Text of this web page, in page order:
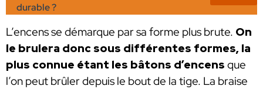
durable ?
L’encens se démarque par sa forme plus brute. On
le brulera donc sous différentes formes, la
plus connue étant les bâtons d’encens que
l’on peut brûler depuis le bout de la tige. La braise